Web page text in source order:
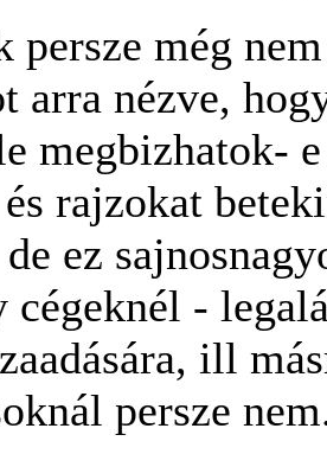
persze még
arra nézve,
megbizhatok-
rajzokat
ez
cégeknél -
ill
persze